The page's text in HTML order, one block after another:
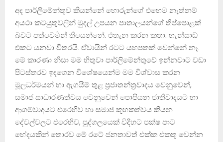
අද පාර්ලිමේන්තුව කියන්නේ හොරුන්ගේ එහෙම නැත්නම්
අයථා කටයුතුවලින් මුදල් උපයන පාතාලයන්ගේ තිප්පොළක්
බවට පත්වෙමින් තියෙන්නේ. එතැන කරන කතා. හැන්සාඩ්
එකට යනවා විතරයි. ඒවායින් රටට යහපතක් වෙන්නේ නෑ.
මේ කාරණා නිසා මම හිතුවා පාර්ලිමේන්තුවේ ඉන්නවාට වඩා
පිටස්තරව ඉඳගෙන විශේෂයෙන්ම මම විශ්වාස කරන
මූලධර්මයන් හා ඇගයීම් තුළ ප්‍රජාතන්ත්‍රවාදය වෙනුවෙන්,
සමාජ සාධාරණත්වය වෙනුවෙන් පොපියන ජාතිවාදයට හා
ආගම්වාදයට එරෙහිව හා සමාජ කුහකත්වය කියන
දේවල්වලට එරෙහිව, පුද්ගලයෙක් විදිහට පක්ෂ පාට
භේදයකින් තොරව මේ රටේ ජනතාවත් එක්ක එකතු වෙන්න